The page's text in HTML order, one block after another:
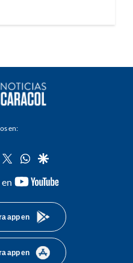
en:
instagram
twitterwhatsapp
google
youtube-
app en
app en